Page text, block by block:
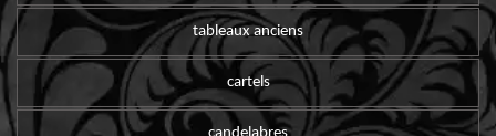
tableaux anciens
cartels